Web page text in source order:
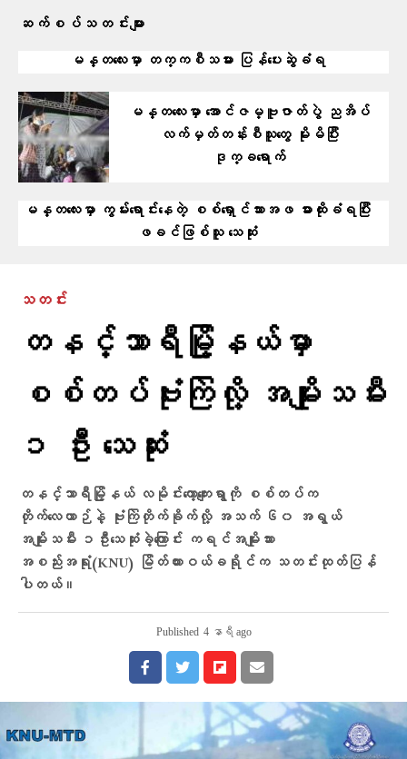
ဆက်စပ်သတင်းများ
မန္တလေးမှာ တက္ကစီသမား ပြန်ပေးဆွဲခံရ
မန္တလေးမှာ အောင်ဇမ္ဗူဇာတ်ပွဲ ညအိပ်
လက်မှတ်တန်းစီသူတွေ မိုးမိပြီး
ဒုက္ခရောက်
မန္တလေးမှာ ကွမ်းရောင်းနေတဲ့ စစ်ရှောင်သားအဖ ဓားထိုးခံရပြီး
ဖခင်ဖြစ်သူ သေဆုံး
သတင်း
တနင်္သာရီမြို့နယ်မှာ
စစ်တပ်ဗုံးကြဲလို့ အမျိုးသမီး
၁ ဦး သေဆုံး
တနင်္သာရီမြို့နယ် လမိုင်းကော့ကျေးရွာကို စစ်တပ်က
တိုက်လေယာဉ်နဲ့ ဗုံးကြဲတိုက်ခိုက်လို့ အသက် ၆၀ အရွယ်
အမျိုးသမီး ၁ဦးသေဆုံးခဲ့ကြောင်း ကရင်အမျိုးသား
အစည်းအရုံး(KNU) မြိတ်ထားဝယ်ခရိုင်က သတင်းထုတ်ပြန်
ပါတယ်။
Published 4 နာရီ ago